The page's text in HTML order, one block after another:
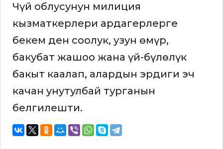
Чүй облусунун милиция
кызматкерлери ардагерлерге
бекем ден соолук, узун өмүр,
бакубат жашоо жана үй-бүлөлүк
бакыт каалап, алардын эрдиги эч
качан унутулбай турганын
белгилешти.